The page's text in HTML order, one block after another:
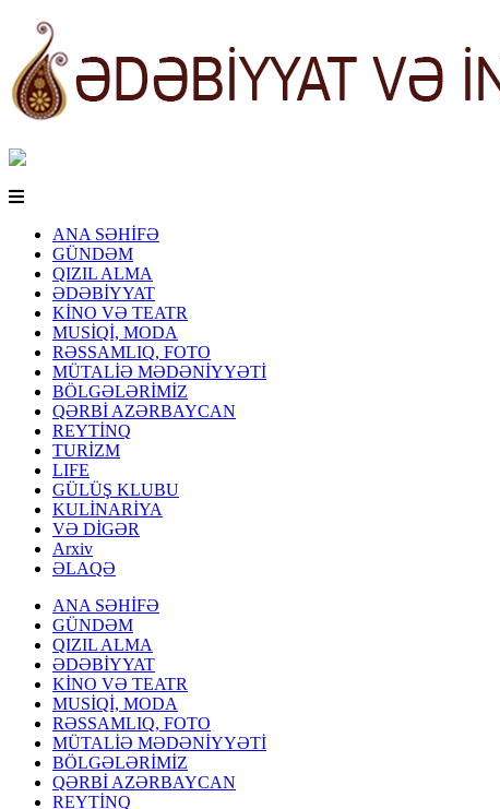
ANA SƏHİFƏ
GÜNDƏM
QIZIL ALMA
ƏDƏBİYYAT
KİNO VƏ TEATR
MUSİQİ, MODA
RƏSSAMLIQ, FOTO
MÜTALİƏ MƏDƏNİYYƏTİ
BÖLGƏLƏRİMİZ
QƏRBİ AZƏRBAYCAN
REYTİNQ
TURİZM
LIFE
GÜLÜŞ KLUBU
KULİNARİYA
VƏ DİGƏR
Arxiv
ƏLAQƏ
ANA SƏHİFƏ
GÜNDƏM
QIZIL ALMA
ƏDƏBİYYAT
KİNO VƏ TEATR
MUSİQİ, MODA
RƏSSAMLIQ, FOTO
MÜTALİƏ MƏDƏNİYYƏTİ
BÖLGƏLƏRİMİZ
QƏRBİ AZƏRBAYCAN
REYTİNQ